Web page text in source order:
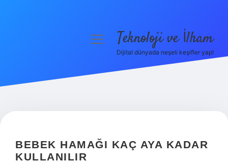
Hakkımızda
menüyüTeknoloji ve İlham
Dijital dünyada neşeli keşifler yap!
BEBEK HAMAĞI KAÇ AYA KADAR
KULLANILIR